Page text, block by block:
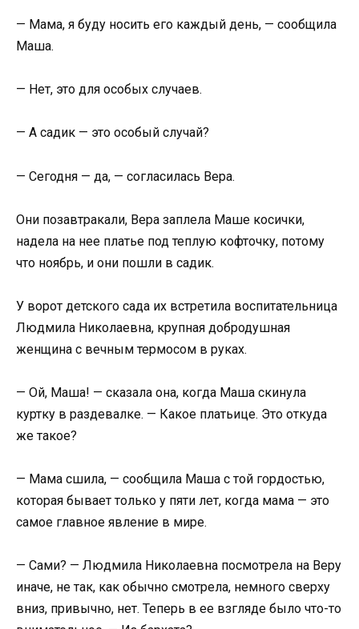
— Мама, я буду носить его каждый день, — сообщила
Маша.
— Нет, это для особых случаев.
— А садик — это особый случай?
— Сегодня — да, — согласилась Вера.
Они позавтракали, Вера заплела Маше косички,
надела на нее платье под теплую кофточку, потому
что ноябрь, и они пошли в садик.
У ворот детского сада их встретила воспитательница
Людмила Николаевна, крупная добродушная
женщина с вечным термосом в руках.
— Ой, Маша! — сказала она, когда Маша скинула
куртку в раздевалке. — Какое платьице. Это откуда
же такое?
— Мама сшила, — сообщила Маша с той гордостью,
которая бывает только у пяти лет, когда мама — это
самое главное явление в мире.
— Сами? — Людмила Николаевна посмотрела на Веру
иначе, не так, как обычно смотрела, немного сверху
вниз, привычно, нет. Теперь в ее взгляде было что-то